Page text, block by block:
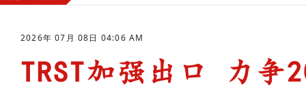
2026年 07月 08日 04:06 AM
TRST加强出口 力争